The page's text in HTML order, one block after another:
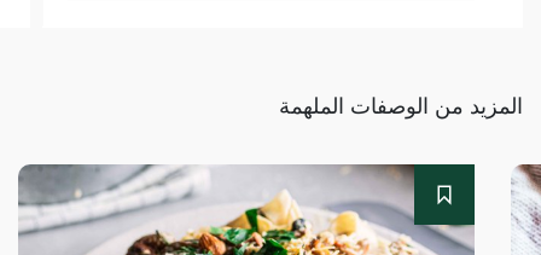
المزيد من الوصفات الملهمة